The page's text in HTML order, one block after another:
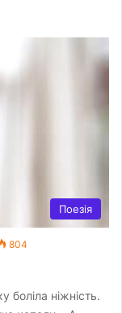
Поезія
804
боліла ніжність.